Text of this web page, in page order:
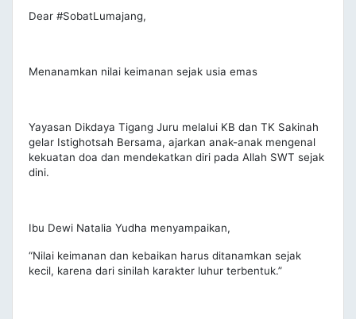
Dear #SobatLumajang,
Menanamkan nilai keimanan sejak usia emas
Yayasan Dikdaya Tigang Juru melalui KB dan TK Sakinah
gelar Istighotsah Bersama, ajarkan anak-anak mengenal
kekuatan doa dan mendekatkan diri pada Allah SWT sejak
dini.
Ibu Dewi Natalia Yudha menyampaikan,
“Nilai keimanan dan kebaikan harus ditanamkan sejak
kecil, karena dari sinilah karakter luhur terbentuk.”